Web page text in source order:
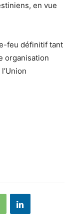
en vue
feu définitif tant
organisation